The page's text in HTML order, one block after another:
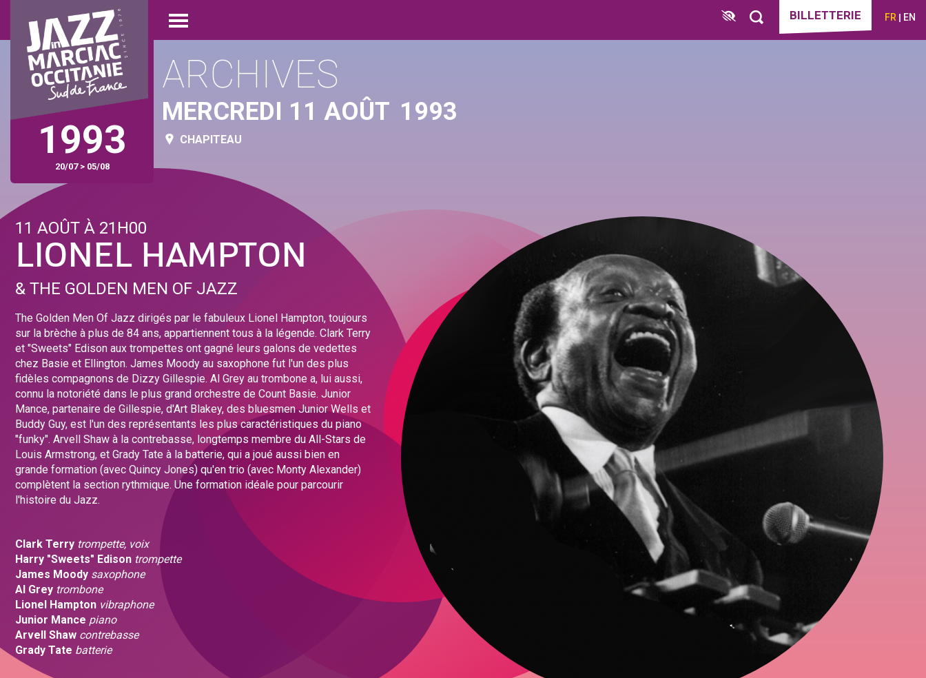
contenu
principal
Open
menu
BILLETTERIE FR EN
1993
20/07 > 05/08
ARCHIVES
MERCREDI 11 AOÛT 1993
CHAPITEAU
11 AOÛT À 21H00
LIONEL HAMPTON
& THE GOLDEN MEN OF JAZZ
The Golden Men Of Jazz dirigés par le fabuleux Lionel Hampton, toujours
sur la brèche à plus de 84 ans, appartiennent tous à la légende. Clark Terry
et "Sweets" Edison aux trompettes ont gagné leurs galons de vedettes
chez Basie et Ellington. James Moody au saxophone fut l'un des plus
fidèles compagnons de Dizzy Gillespie. Al Grey au trombone a, lui aussi,
connu la notoriété dans le plus grand orchestre de Count Basie. Junior
Mance, partenaire de Gillespie, d'Art Blakey, des bluesmen Junior Wells et
Buddy Guy, est l'un des représentants les plus caractéristiques du piano
"funky". Arvell Shaw à la contrebasse, longtemps membre du All-Stars de
Louis Armstrong, et Grady Tate à la batterie, qui a joué aussi bien en
grande formation (avec Quincy Jones) qu'en trio (avec Monty Alexander)
complètent la section rythmique. Une formation idéale pour parcourir
l'histoire du Jazz.
Clark Terry trompette, voix
Harry "Sweets" Edison trompette
James Moody saxophone
Al Grey trombone
Lionel Hampton vibraphone
Junior Mance piano
Arvell Shaw contrebasse
Grady Tate batterie
Panneau de gestion des cookies